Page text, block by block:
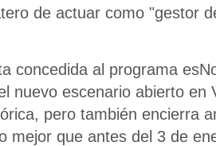
de actuar como "gestor
concedida al programa
nuevo escenario abierto en
pero también encierra
mejor que antes del 3 de